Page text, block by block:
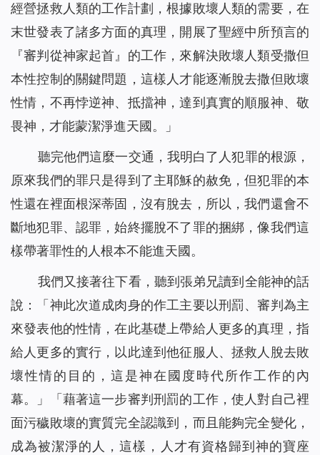
經營拯救人類的工作計劃，根據敗壞人類的需要，在
末世發表了諸多方面的真理，開展了聖經中所預言的
『審判從神家起首』的工作，來解決敗壞人類受撒但
本性控制的關鍵問題，這樣人才能逐漸脫去撒但敗壞
性情，不再悖逆神、抵擋神，達到真實的順服神、敬
畏神，才能蒙潔淨進天國。」
聽完他們這麼一交通，我明白了人犯罪的根源，
原來我們的罪只是得到了主耶穌的赦免，但犯罪的本
性還在裡面根深蒂固，沒有脫去，所以，我們還會不
斷地犯罪、認罪，始終擺脫不了罪的捆綁，像我們這
樣帶著罪性的人根本不能進天國。
我們又接著往下看，聽到張弟兄讀到全能神的話
說：「 神此次道成肉身的作工主要以刑罰、審判為主
來發表他的性情，在此基礎上帶給人更多的真理，指
給人更多的實行，以此達到他征服人、拯救人脫去敗
壞性情的目的，這是神在國度時代所作工作的內
幕。
」「 藉著這一步審判刑罰的工作，使人對自己裡
面污穢敗壞的實質完全認識到，而且能夠完全變化，
成為被潔淨的人，這樣，人才有資格歸到神的寶座